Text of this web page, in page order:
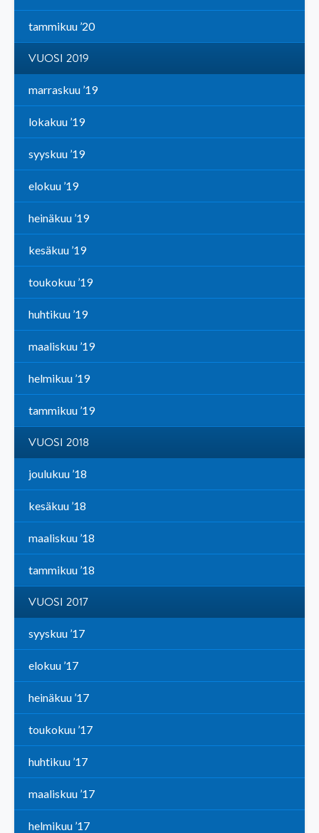
tammikuu ’20
VUOSI 2019
marraskuu ’19
lokakuu ’19
syyskuu ’19
elokuu ’19
heinäkuu ’19
kesäkuu ’19
toukokuu ’19
huhtikuu ’19
maaliskuu ’19
helmikuu ’19
tammikuu ’19
VUOSI 2018
joulukuu ’18
kesäkuu ’18
maaliskuu ’18
tammikuu ’18
VUOSI 2017
syyskuu ’17
elokuu ’17
heinäkuu ’17
toukokuu ’17
huhtikuu ’17
maaliskuu ’17
helmikuu ’17